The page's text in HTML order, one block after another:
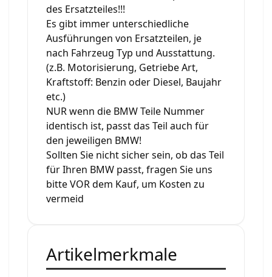
des Ersatzteiles!!!
Es gibt immer unterschiedliche
Ausführungen von Ersatzteilen, je
nach Fahrzeug Typ und Ausstattung.
(z.B. Motorisierung, Getriebe Art,
Kraftstoff: Benzin oder Diesel, Baujahr
etc.)
NUR wenn die BMW Teile Nummer
identisch ist, passt das Teil auch für
den jeweiligen BMW!
Sollten Sie nicht sicher sein, ob das Teil
für Ihren BMW passt, fragen Sie uns
bitte VOR dem Kauf, um Kosten zu
vermeid
Artikelmerkmale